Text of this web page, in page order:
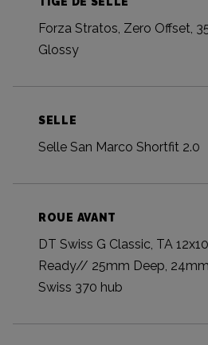
Forza Stratos, Zero Offset,
Glossy
SELLE
Selle San Marco Shortfit 2.0
ROUE AVANT
DT Swiss G Classic, TA
Ready// 25mm Deep,
Swiss 370 hub